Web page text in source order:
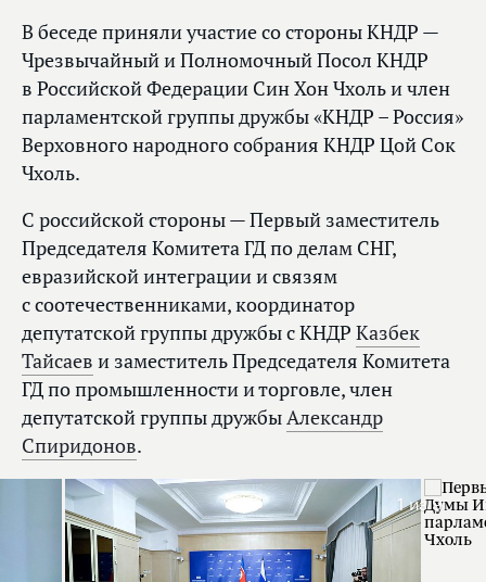
В беседе приняли участие со стороны КНДР —
Чрезвычайный и Полномочный Посол КНДР
в Российской Федерации Син Хон Чхоль и член
парламентской группы дружбы «КНДР – Россия»
Верховного народного собрания КНДР Цой Сок
Чхоль.
С российской стороны — Первый заместитель
Председателя Комитета ГД по делам СНГ,
евразийской интеграции и связям
с соотечественниками, координатор
депутатской группы дружбы с КНДР Казбек
Тайсаев и заместитель Председателя Комитета
ГД по промышленности и торговле, член
депутатской группы дружбыАлександр
Спиридонов.
1из 9